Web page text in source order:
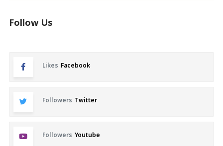
Follow Us
Likes Facebook
Followers Twitter
Followers Youtube